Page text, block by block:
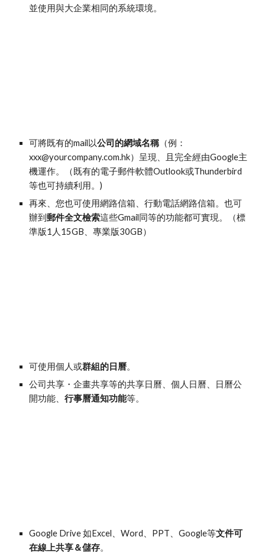
並使用與大企業相同的系統環境。
可將既有的mail以公司的網域名稱 （例：
xxx@yourcompany.com.hk）呈現、且完全經由Google主
機運作。（既有的電子郵件軟體Outlook或Thunderbird
等也可持續利用。)
再來、您也可使用網路信箱、行動電話網路信箱。也可
辦到郵件全文檢索這些Gmail同等的功能都可實現。（標
準版1人15GB、專業版30GB）
可使用個人或群組的日曆。
公司共享・企畫共享等的共享日曆、個人日曆、日曆公
開功能、行事曆通知功能等。
Google Drive 如Excel、Word、PPT、Google等文件可
在線上共享＆儲存。